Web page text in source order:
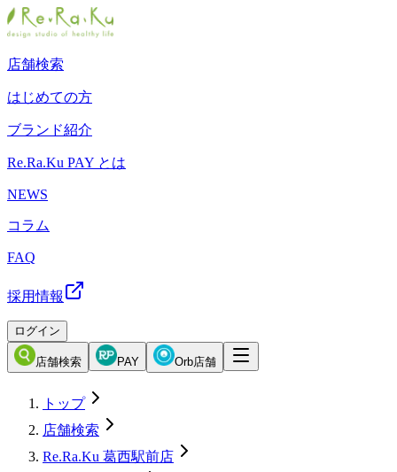
店舗検索
はじめての方
ブランド紹介
Re.Ra.Ku PAY とは
NEWS
コラム
FAQ
採用情報
ログイン
店舗検索 PAY Orb店舗
トップ
店舗検索
Re.Ra.Ku 葛西駅前店